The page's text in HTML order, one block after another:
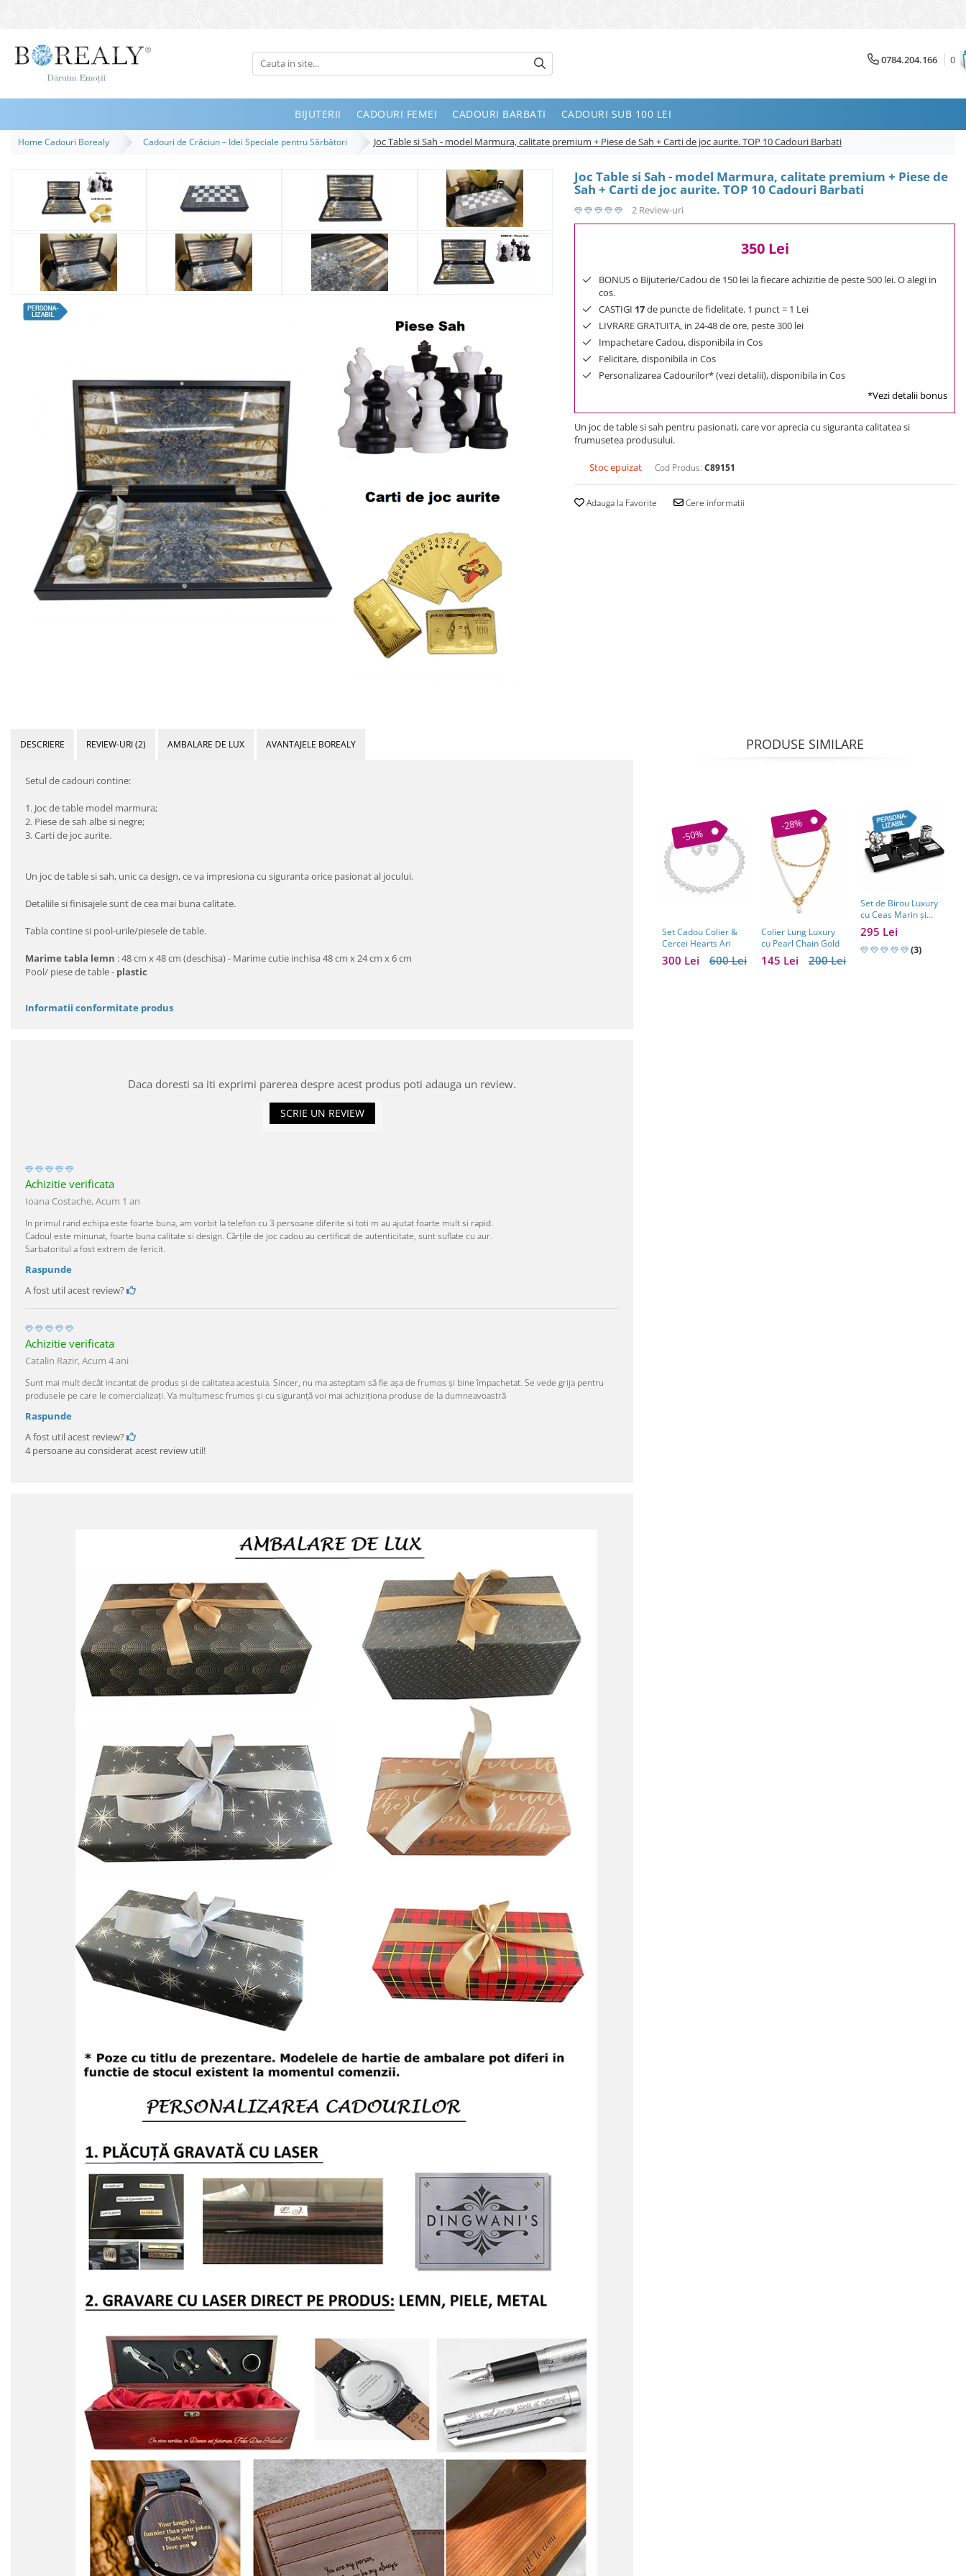
Bijuterii
Inele
Bratari
Destinatari
Bijuterii Femei
Bijuterii Copii
Bijuterii Mirese
Cele mai noi
Cele mai vandute
Cele mai votate
0 Lei - 100 Lei
100 Lei - 200 Lei
200 Lei - 300 Lei
300 Lei - 500 Lei
500 Lei - 1000 Lei
0784.204.166 0
BIJUTERII CADOURI FEMEI CADOURI BARBATI CADOURI SUB 100 LEI
Home Cadouri Borealy Cadouri de Crăciun – Idei Speciale pentru Sărbători Joc Table si Sah - model Marmura, calitate premium + Piese de Sah + Carti de joc aurite. TOP 10 Cadouri Barbati
Joc Table si Sah - model Marmura, calitate premium + Piese de
Sah + Carti de joc aurite. TOP 10 Cadouri Barbati
2 Review-uri
350 Lei
BONUS o Bijuterie/Cadou de 150 lei la fiecare achizitie de peste 500 lei. O alegi in
cos.
CASTIGI 17de puncte de fidelitate. 1 punct = 1 Lei
LIVRARE GRATUITA, in 24-48 de ore, peste 300 lei
Impachetare Cadou, disponibila in Cos
Felicitare, disponibila in Cos
Personalizarea Cadourilor* (vezi detalii), disponibila in Cos
*Vezi detalii bonus
Un joc de table si sah pentru pasionati, care vor aprecia cu siguranta calitatea si
frumusetea produsului.
Stoc epuizat Cod Produs: C89151
Adauga la Favorite Cere informatii
DESCRIERE REVIEW-URI(2) AMBALARE DE LUX AVANTAJELE BOREALY
Setul de cadouri contine:
1. Joc de table model marmura;
2. Piese de sah albe si negre;
3. Carti de joc aurite.
Un joc de table si sah, unic ca design, ce va impresiona cu siguranta orice pasionat al jocului.
Detaliile si finisajele sunt de cea mai buna calitate.
Tabla contine si pool-urile/piesele de table.
Marime tabla lemn : 48 cm x 48 cm (deschisa) - Marime cutie inchisa 48 cm x 24 cm x 6 cm
Pool/ piese de table - plastic
Informatii conformitate produs
Daca doresti sa iti exprimi parerea despre acest produs poti adauga un review.
SCRIE UN REVIEW
Achizitie verificata
Ioana Costache,Acum 1 an
In primul rand echipa este foarte buna, am vorbit la telefon cu 3 persoane diferite si toti m au ajutat foarte mult si rapid.
Cadoul este minunat, foarte buna calitate si design. Cărțile de joc cadou au certificat de autenticitate, sunt suflate cu aur.
Sarbatoritul a fost extrem de fericit.
Raspunde
A fost util acest review?
Achizitie verificata
Catalin Razir,Acum 4 ani
Sunt mai mult decât incantat de produs și de calitatea acestuia. Sincer, nu ma asteptam să fie așa de frumos și bine împachetat. Se vede grija pentru
produsele pe care le comercializați. Va mulțumesc frumos și cu siguranță voi mai achiziționa produse de la dumneavoastră
Raspunde
A fost util acest review?
4 persoane au considerat acest review util!
PRODUSE SIMILARE
-50%
Set Cadou Colier &
Cercei Hearts Ari
600 Lei
300 Lei
-28%
Colier Lung Luxury
cu Pearl Chain Gold
200 Lei
145 Lei
Set de Birou Luxury
cu Ceas Marin și
Accesorii – Eleganță
Executivă pentru
Manageri
295 Lei
(3)